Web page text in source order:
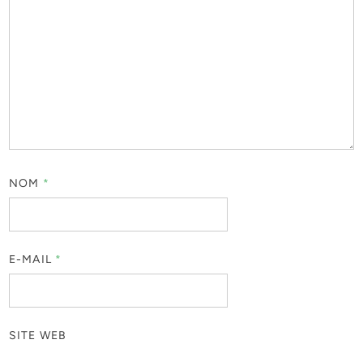
NOM *
E-MAIL *
SITE WEB